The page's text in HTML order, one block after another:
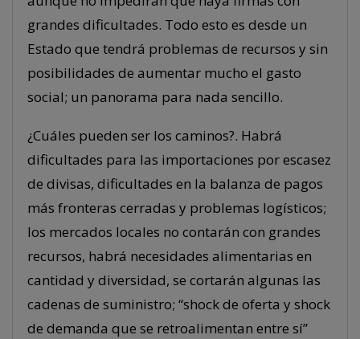
grandes dificultades. Todo esto es desde un
Estado que tendrá problemas de recursos y sin
posibilidades de aumentar mucho el gasto
social; un panorama para nada sencillo.
¿Cuáles pueden ser los caminos?. Habrá
dificultades para las importaciones por escasez
de divisas, dificultades en la balanza de pagos
más fronteras cerradas y problemas logísticos;
los mercados locales no contarán con grandes
recursos, habrá necesidades alimentarias en
cantidad y diversidad, se cortarán algunas las
cadenas de suministro; “shock de oferta y shock
de demanda que se retroalimentan entre sí”